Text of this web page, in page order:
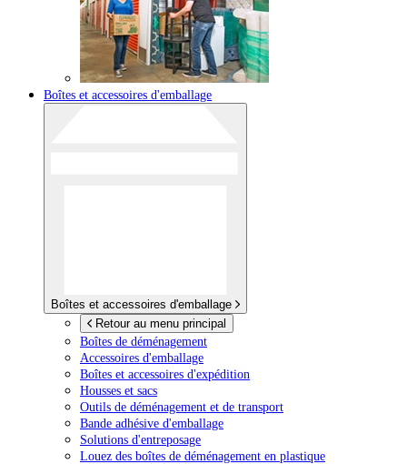
Boîtes et accessoires d'emballage
Boîtes et accessoires d'emballage
Retour au menu principal
Boîtes de déménagement
Accessoires d'emballage
Boîtes et accessoires d'expédition
Housses et sacs
Outils de déménagement et de transport
Bande adhésive d'emballage
Solutions d'entreposage
Louez des boîtes de déménagement en plastique